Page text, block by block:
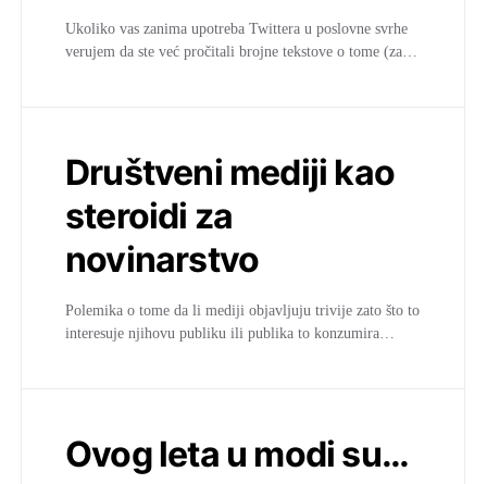
Ukoliko vas zanima upotreba Twittera u poslovne svrhe
verujem da ste već pročitali brojne tekstove o tome (za…
Društveni mediji kao
steroidi za
novinarstvo
Polemika o tome da li mediji objavljuju trivije zato što to
interesuje njihovu publiku ili publika to konzumira…
Ovog leta u modi su…